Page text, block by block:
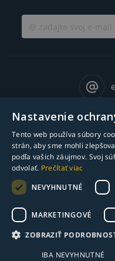
© Copyright 2018-2025 Solík
Nastavenie
Tento web používa súbory
strán, aby sme mohli
podľa vašich záujmov. Svoj
odvolať. Prečítať viac
NEVYHNUTNÉ
MARKETINGOVÉ
ZOBRAZIŤ
IBA NEVYHNUTNÉ